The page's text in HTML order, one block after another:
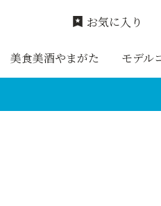
美食美酒やまがた モデル
お気に入り